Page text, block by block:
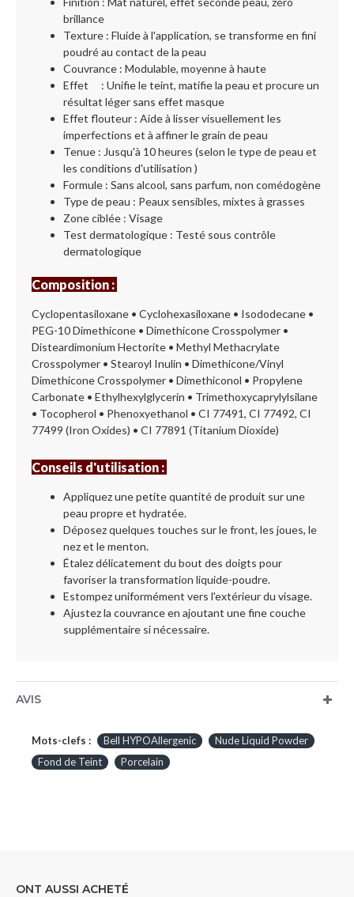
brillance
Texture : Fluide à l'application, se transforme en fini
poudré au contact de la peau
Couvrance : Modulable, moyenne à haute
Effet
: Unifie le teint, matifie la peau et procure un
résultat léger sans effet masque
Effet flouteur : Aide à lisser visuellement les
imperfections et à affiner le grain de peau
Tenue : Jusqu'à 10 heures (selon le type de peau et
les conditions d'utilisation )
Formule : Sans alcool, sans parfum, non comédogène
Type de peau : Peaux sensibles, mixtes à grasses
Zone ciblée : Visage
Test dermatologique : Testé sous contrôle
dermatologique
Composition :
Cyclopentasiloxane • Cyclohexasiloxane • Isododecane •
PEG-10 Dimethicone • Dimethicone Crosspolymer •
Disteardimonium Hectorite • Methyl Methacrylate
Crosspolymer • Stearoyl Inulin • Dimethicone/Vinyl
Dimethicone Crosspolymer • Dimethiconol • Propylene
Carbonate • Ethylhexylglycerin • Trimethoxycaprylylsilane
• Tocopherol • Phenoxyethanol • CI 77491, CI 77492, CI
77499 (Iron Oxides) • CI 77891 (Titanium Dioxide)
Conseils d'utilisation :
Appliquez une petite quantité de produit sur une
peau propre et hydratée.
Déposez quelques touches sur le front, les joues, le
nez et le menton.
Étalez délicatement du bout des doigts pour
favoriser la transformation liquide-poudre.
Estompez uniformément vers l'extérieur du visage.
Ajustez la couvrance en ajoutant une fine couche
supplémentaire si nécessaire.
AVIS
Mots-clefs : Bell HYPOAllergenic
Nude Liquid Powder
Fond de Teint
Porcelain
ONT AUSSI ACHETÉ